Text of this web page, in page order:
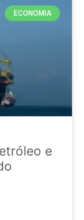
ECONOMIA
e